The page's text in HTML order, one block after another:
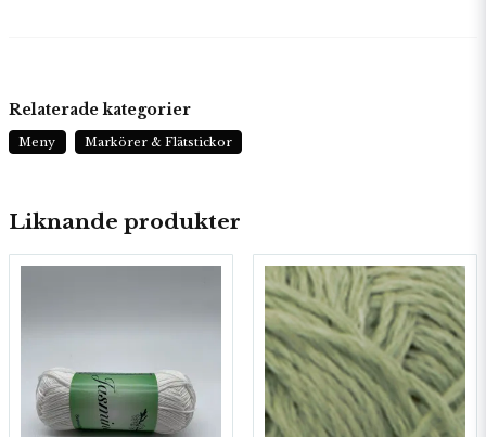
Liknande produkter
Relaterade kategorier
Meny Markörer & Flätstickor